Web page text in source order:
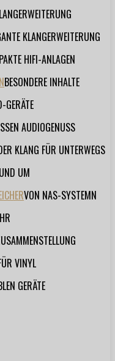
KLANGERWEITERUNG
HIFI-ANLAGEN
BESONDERE INHALTE
GERÄTE
AUDIOGENUSS
KLANG FÜR UNTERWEGS
UM
VON NAS-SYSTEMN
VINYL
GERÄTE